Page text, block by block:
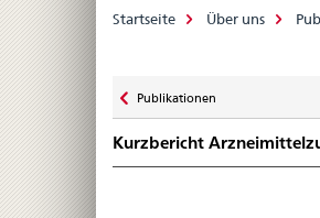
Breadcrumb
Startseite Über uns
zu
Publikationen
Kurzbericht